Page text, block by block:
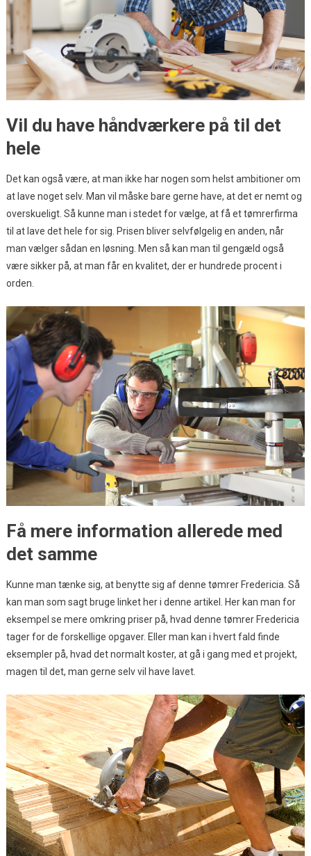
Vil du have håndværkere på til det
hele
Det kan også være, at man ikke har nogen som helst ambitioner om
at lave noget selv. Man vil måske bare gerne have, at det er nemt og
overskueligt. Så kunne man i stedet for vælge, at få et tømrerfirma
til at lave det hele for sig. Prisen bliver selvfølgelig en anden, når
man vælger sådan en løsning. Men så kan man til gengæld også
være sikker på, at man får en kvalitet, der er hundrede procent i
orden.
Få mere information allerede med
det samme
Kunne man tænke sig, at benytte sig af denne tømrer Fredericia. Så
kan man som sagt bruge linket her i denne artikel. Her kan man for
eksempel se mere omkring priser på, hvad denne tømrer Fredericia
tager for de forskellige opgaver. Eller man kan i hvert fald finde
eksempler på, hvad det normalt koster, at gå i gang med et projekt,
magen til det, man gerne selv vil have lavet.